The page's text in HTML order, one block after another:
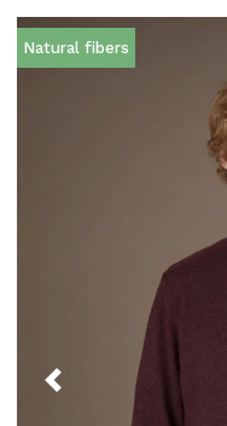
Natural fibers